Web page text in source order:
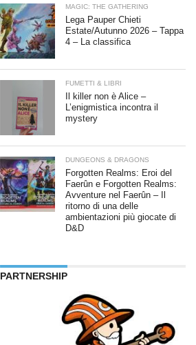
MAGIC: THE GATHERING
Lega Pauper Chieti
Estate/Autunno 2026 – Tappa
4 – La classifica
FUMETTI & LIBRI
Il killer non è Alice –
L’enigmistica incontra il
mystery
DUNGEONS & DRAGONS
Forgotten Realms: Eroi del
Faerûn e Forgotten Realms:
Avventure nel Faerûn – Il
ritorno di una delle
ambientazioni più giocate di
D&D
PARTNERSHIP